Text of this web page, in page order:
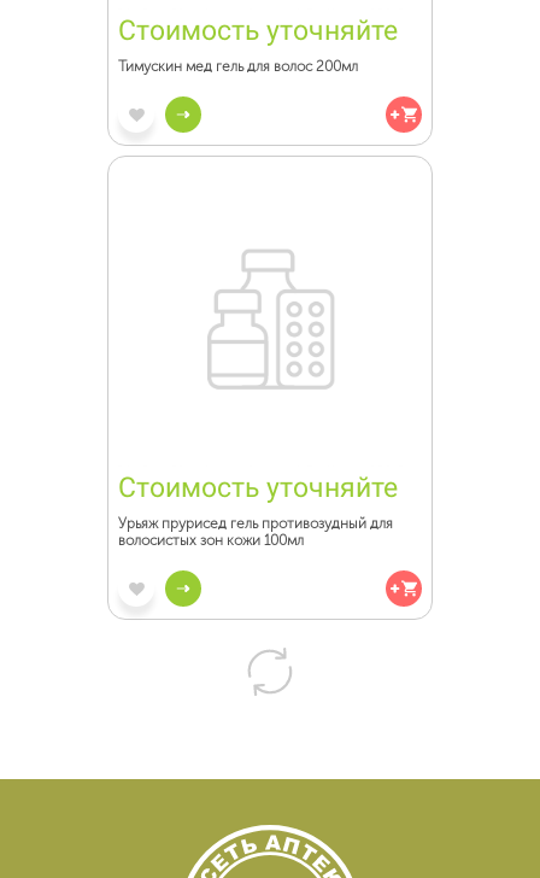
Стоимость уточняйте
Тимускин мед гель для волос 200мл
Стоимость уточняйте
Урьяж прурисед гель противозудный для
волосистых зон кожи 100мл